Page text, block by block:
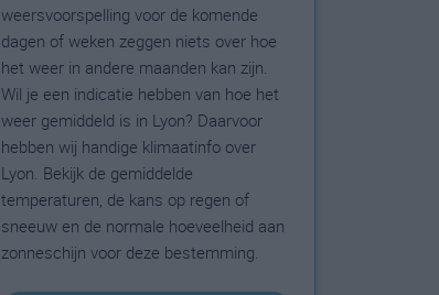
weersvoorspelling voor de komende
dagen of weken zeggen niets over hoe
het weer in andere maanden kan zijn.
Wil je een indicatie hebben van hoe het
weer gemiddeld is in Lyon? Daarvoor
hebben wij handige klimaatinfo over
Lyon. Bekijk de gemiddelde
temperaturen, de kans op regen of
sneeuw en de normale hoeveelheid aan
zonneschijn voor deze bestemming.